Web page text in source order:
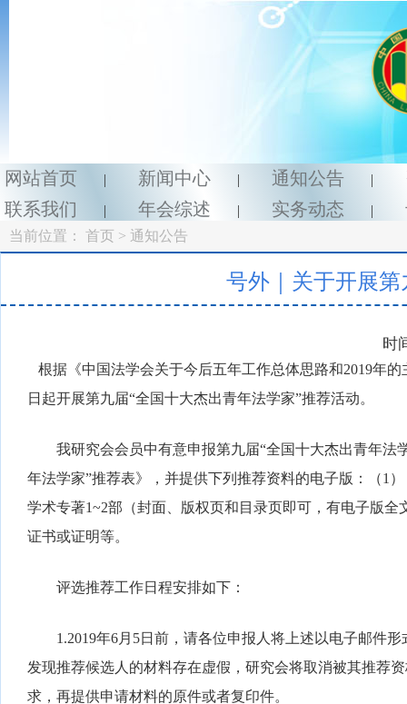
网站首页 | 新闻中心 | 通知公告 |
联系我们
| 年会综述 | 实务动态 |
当前位置： 首页 > 通知公告
号外｜关于开展
时
根据《中国法学会关于今后五年工作总体思路和2019年
日起开展第九届“全国十大杰出青年法学家”推荐活动。
我研究会会员中有意申报第九届“全国十大杰出青年法
年法学家”推荐表》，并提供下列推荐资料的电子版：（1
学术专著1~2部（封面、版权页和目录页即可，有电子版
证书或证明等。
评选推荐工作日程安排如下：
1.2019年6月5日前，请各位申报人将上述以电子邮件形
发现推荐候选人的材料存在虚假，研究会将取消被其推荐
求，再提供申请材料的原件或者复印件。